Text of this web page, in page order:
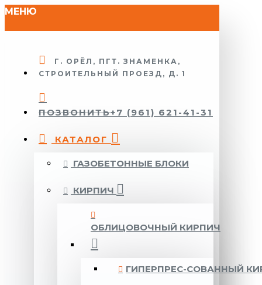
МЕНЮ
Г. ОРЁЛ, ПГТ. ЗНАМЕНКА,
СТРОИТЕЛЬНЫЙ ПРОЕЗД, Д. 1
ПОЗВОНИТЬ+7 (961) 621-41-31
КАТАЛОГ
ГАЗОБЕТОННЫЕ БЛОКИ
КИРПИЧ
ОБЛИЦОВОЧНЫЙ КИРПИЧ
ГИПЕРПРЕС-СОВАННЫЙ